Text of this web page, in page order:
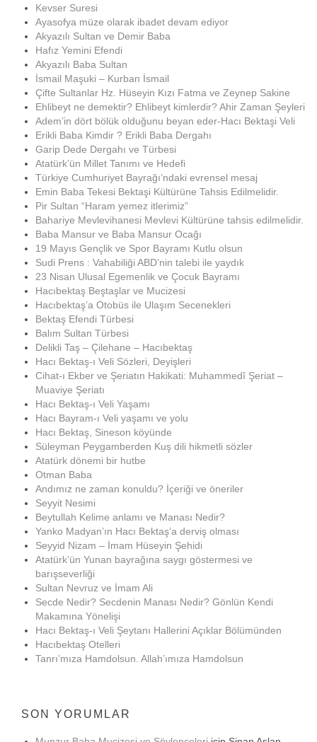
Kevser Suresi
Ayasofya müze olarak ibadet devam ediyor
Akyazılı Sultan ve Demir Baba
Hafız Yemini Efendi
Akyazılı Baba Sultan
İsmail Maşuki – Kurban İsmail
Çifte Sultanlar Hz. Hüseyin Kızı Fatma ve Zeynep Sakine
Ehlibeyt ne demektir? Ehlibeyt kimlerdir? Ahir Zaman Şeyleri
Adem’in dört bölük olduğunu beyan eder-Hacı Bektaşi Veli
Erikli Baba Kimdir ? Erikli Baba Dergahı
Garip Dede Dergahı ve Türbesi
Atatürk’ün Millet Tanımı ve Hedefi
Türkiye Cumhuriyet Bayrağı’ndaki evrensel mesaj
Emin Baba Tekesi Bektaşi Kültürüne Tahsis Edilmelidir.
Pir Sultan “Haram yemez itlerimiz”
Bahariye Mevlevihanesi Mevlevi Kültürüne tahsis edilmelidir.
Baba Mansur ve Baba Mansur Ocağı
19 Mayıs Gençlik ve Spor Bayramı Kutlu olsun
Sudi Prens : Vahabiliği ABD’nin talebi ile yaydık
23 Nisan Ulusal Egemenlik ve Çocuk Bayramı
Hacıbektaş Beştaşlar ve Mucizesi
Hacıbektaş’a Otobüs ile Ulaşım Secenekleri
Bektaş Efendi Türbesi
Balım Sultan Türbesi
Delikli Taş – Çilehane – Hacıbektaş
Hacı Bektaş-ı Veli Sözleri, Deyişleri
Cihat-ı Ekber ve Şeriatın Hakikati: Muhammedî Şeriat –
Muaviye Şeriatı
Hacı Bektaş-ı Veli Yaşamı
Hacı Bayram-ı Veli yaşamı ve yolu
Hacı Bektaş, Sineson köyünde
Süleyman Peygamberden Kuş dili hikmetli sözler
Atatürk dönemi bir hutbe
Otman Baba
Andımız ne zaman konuldu? İçeriği ve öneriler
Seyyit Nesimi
Beytullah Kelime anlamı ve Manası Nedir?
Yanko Madyan’ın Hacı Bektaş’a derviş olması
Seyyid Nizam – İmam Hüseyin Şehidi
Atatürk’ün Yunan bayrağına saygı göstermesi ve
barışseverliği
Sultan Nevruz ve İmam Ali
Secde Nedir? Secdenin Manası Nedir? Gönlün Kendi
Makamına Yönelişi
Hacı Bektaş-ı Veli Şeytanı Hallerini Açıklar Bölümünden
Hacıbektaş Otelleri
Tanrı’mıza Hamdolsun. Allah’ımıza Hamdolsun
SON YORUMLAR